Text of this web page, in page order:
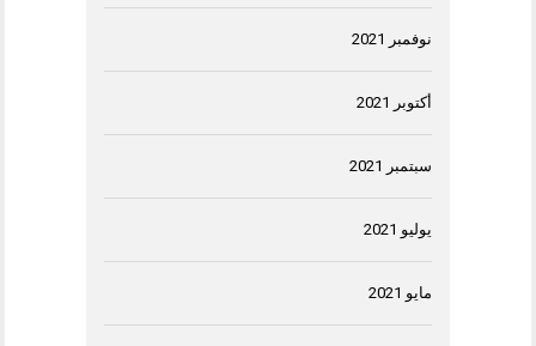
نوفمبر 2021
أكتوبر 2021
سبتمبر 2021
يوليو 2021
مايو 2021